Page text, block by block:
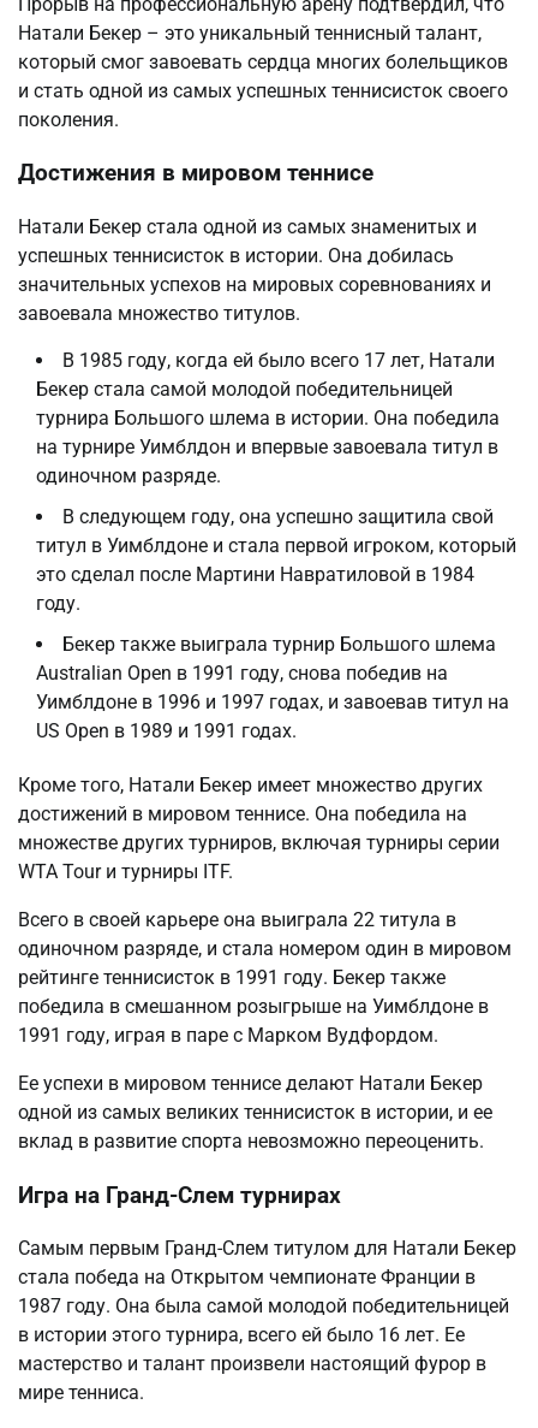
Натали Бекер – это уникальный теннисный талант,
который смог завоевать сердца многих болельщиков
и стать одной из самых успешных теннисисток своего
поколения.
Достижения в мировом теннисе
Натали Бекер стала одной из самых знаменитых и
успешных теннисисток в истории. Она добилась
значительных успехов на мировых соревнованиях и
завоевала множество титулов.
В 1985 году, когда ей было всего 17 лет, Натали
Бекер стала самой молодой победительницей
турнира Большого шлема в истории. Она победила
на турнире Уимблдон и впервые завоевала титул в
одиночном разряде.
В следующем году, она успешно защитила свой
титул в Уимблдоне и стала первой игроком, который
это сделал после Мартини Навратиловой в 1984
году.
Бекер также выиграла турнир Большого шлема
Australian Open в 1991 году, снова победив на
Уимблдоне в 1996 и 1997 годах, и завоевав титул на
US Open в 1989 и 1991 годах.
Кроме того, Натали Бекер имеет множество других
достижений в мировом теннисе. Она победила на
множестве других турниров, включая турниры серии
WTA Tour и турниры ITF.
Всего в своей карьере она выиграла 22 титула в
одиночном разряде, и стала номером один в мировом
рейтинге теннисисток в 1991 году. Бекер также
победила в смешанном розыгрыше на Уимблдоне в
1991 году, играя в паре с Марком Вудфордом.
Ее успехи в мировом теннисе делают Натали Бекер
одной из самых великих теннисисток в истории, и ее
вклад в развитие спорта невозможно переоценить.
Игра на Гранд-Слем турнирах
Самым первым Гранд-Слем титулом для Натали Бекер
стала победа на Открытом чемпионате Франции в
1987 году. Она была самой молодой победительницей
в истории этого турнира, всего ей было 16 лет. Ее
мастерство и талант произвели настоящий фурор в
мире тенниса.